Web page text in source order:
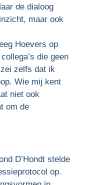
de dialoog
maar ook
Hoevers op
die geen
zelfs dat ik
Wie mij kent
niet ook
om de
D’Hondt stelde
op.